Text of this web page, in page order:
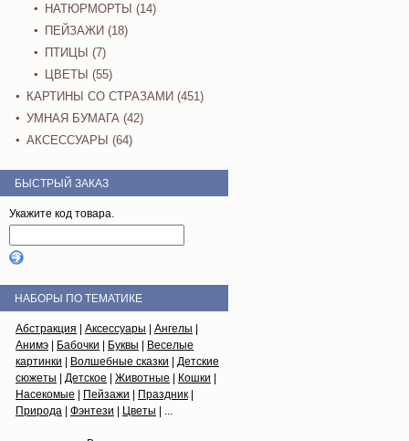
НАТЮРМОРТЫ (14)
ПЕЙЗАЖИ (18)
ПТИЦЫ (7)
ЦВЕТЫ (55)
КАРТИНЫ СО СТРАЗАМИ (451)
УМНАЯ БУМАГА (42)
АКСЕССУАРЫ (64)
БЫСТРЫЙ ЗАКАЗ
Укажите код товара.
НАБОРЫ ПО ТЕМАТИКЕ
Абстракция Аксессуары Ангелы
Анимэ
Бабочки Буквы
Веселые
картинки
Волшебные сказки
Детские
сюжеты
Детское Животные Кошки
Насекомые
Пейзажи Праздник
Природа
Фэнтези Цветы | ...